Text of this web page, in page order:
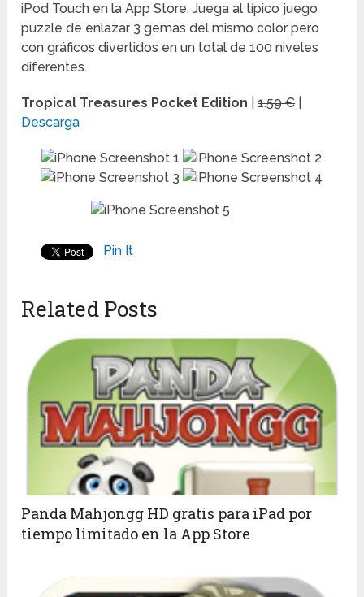
iPod Touch en la App Store. Juega al típico juego
puzzle de enlazar 3 gemas del mismo color pero
con gráficos divertidos en un total de 100 niveles
diferentes.
Tropical Treasures Pocket Edition |1.59 €
Descarga
Pin It
Related Posts
Panda Mahjongg HD gratis para iPad por
tiempo limitado en la App Store